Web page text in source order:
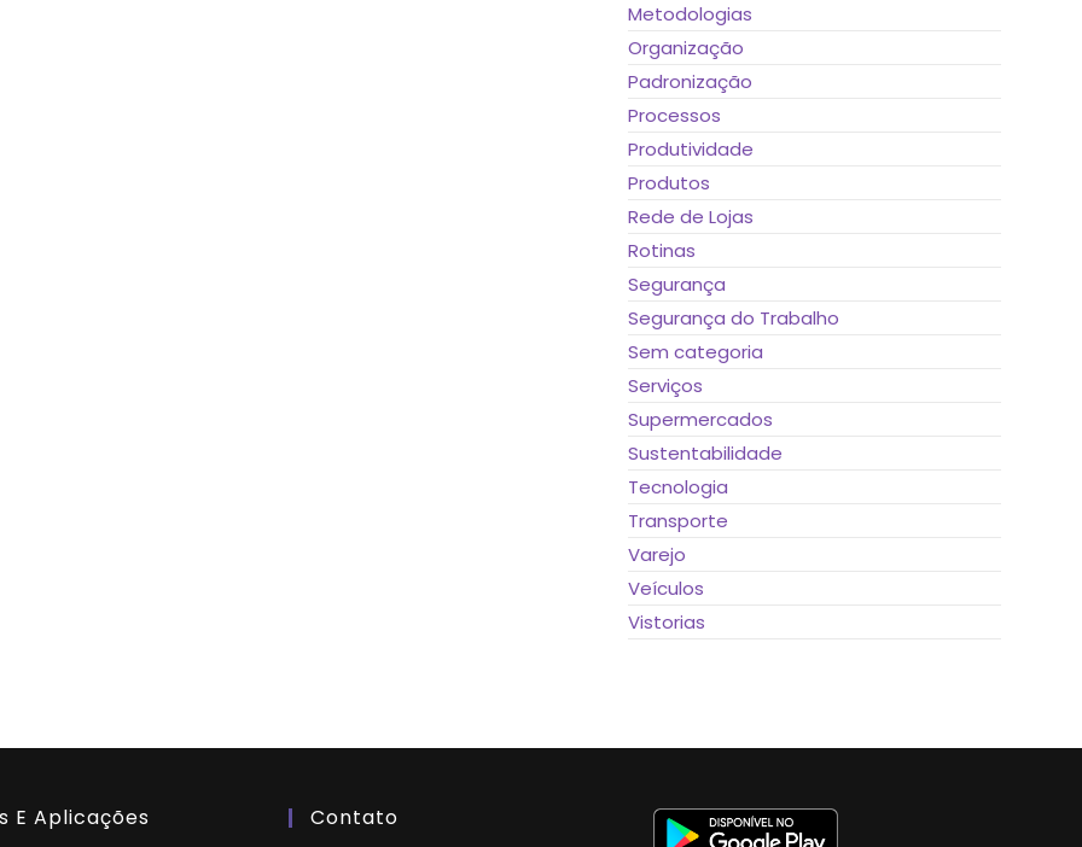
Metodologias
Organização
Padronização
Processos
Produtividade
Produtos
Rede de Lojas
Rotinas
Segurança
Segurança do Trabalho
Sem categoria
Serviços
Supermercados
Sustentabilidade
Tecnologia
Transporte
Varejo
Veículos
Vistorias
E Aplicações Contato